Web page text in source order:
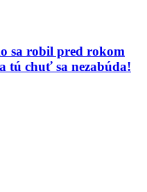
sa robil pred rokom
tú chuť sa nezabúda!